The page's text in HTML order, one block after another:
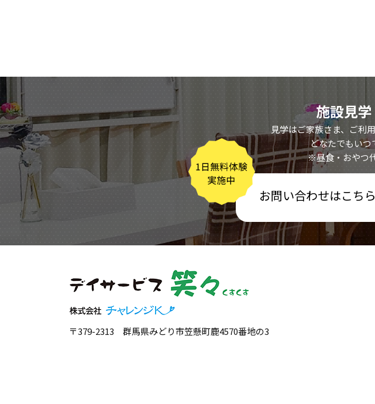
施設見
見学はご家族さま、ご利
どなたでもいつ
※昼食・おやつ
お問い合わせはこちら
〒379-2313 群馬県みどり市笠懸町鹿4570番地の3